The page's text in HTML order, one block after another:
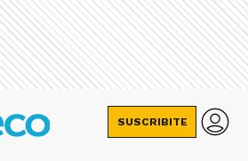
SUSCRIBITE